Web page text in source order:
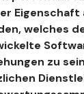
Eigenschaft
welches
zu